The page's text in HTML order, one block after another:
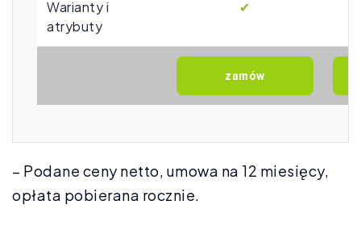
Warianty i
atrybuty
✔
– Podane ceny netto, umowa na 12 miesięcy,
opłata pobierana rocznie.